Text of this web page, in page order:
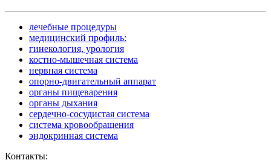
лечебные процедуры
медицинский профиль:
гинекология, урология
костно-мышечная система
нервная система
опорно-двигательный аппарат
органы пищеварения
органы дыхания
сердечно-сосудистая система
система кровообращения
эндокринная система
Контакты: